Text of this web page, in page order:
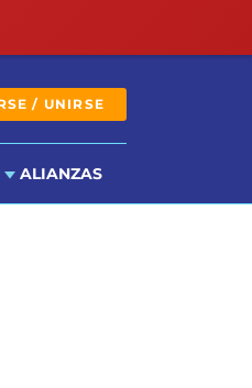
/ UNIRSE
ALIANZAS